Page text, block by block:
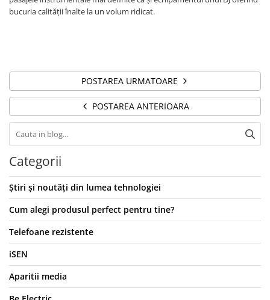
bucuria calității înalte la un volum ridicat.
POSTAREA URMATOARE
POSTAREA ANTERIOARA
Categorii
Știri și noutăți din lumea tehnologiei
Cum alegi produsul perfect pentru tine?
Telefoane rezistente
iSEN
Aparitii media